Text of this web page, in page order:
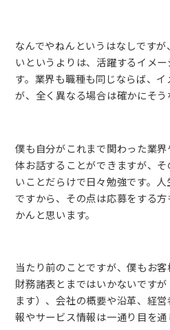
なんでやねんというはなしです
いというよりは、活躍するイメ
す。業界も職種も同じならば、
が、全く異なる場合は確かにそう
僕も自分がこれまで関わった業
体お話することができますが、
いことだらけで日々勉強です。
ですから、その点は応募をする
かんと思います。
当たり前のことですが、僕もお客
財務諸表とまではいかないです
ます）、会社の概要や沿革、経
報やサービス情報は一通り目を通